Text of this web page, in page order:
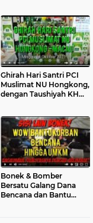
Ghirah Hari Santri PCI
Muslimat NU Hongkong,
dengan Taushiyah KH
Bonek & Bomber
Bersatu Galang Dana
Bencana dan Bantu